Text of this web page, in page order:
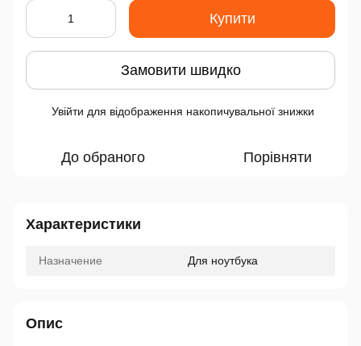
Купити
Замовити швидко
Увійти для відображення накопичувальної знижки
До обраного Порівняти
Характеристики
Назначение Для ноутбука
Опис